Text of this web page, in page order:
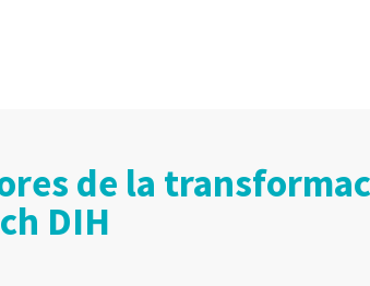
de la
DIH